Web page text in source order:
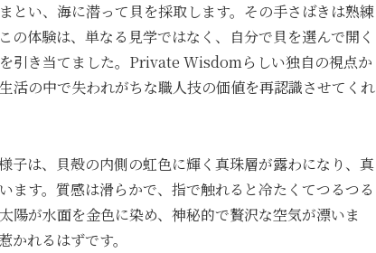
とい、海に潜って貝を採取します。その手さばきは熟練
の体験は、単なる見学ではなく、自分で貝を選んで開く
引き当てました。Private Wisdomらしい独自の視点か
活の中で失われがちな職人技の価値を再認識させてくれ
子は、貝殻の内側の虹色に輝く真珠層が露わになり、真
す。質感は滑らかで、指で触れると冷たくてつるつる
陽が水面を金色に染め、神秘的で贅沢な空気が漂いま
れるはずです。